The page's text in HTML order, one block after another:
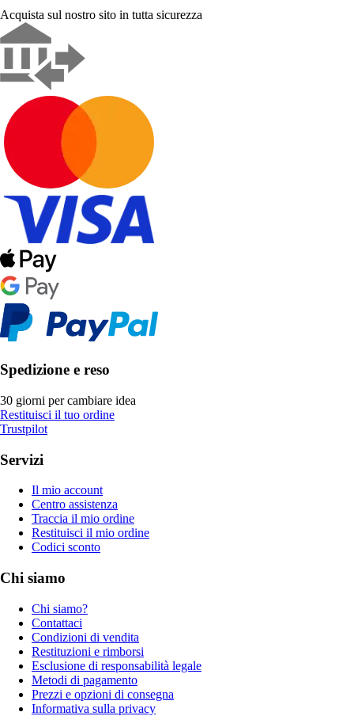
Acquista sul nostro sito in tutta sicurezza
Spedizione e reso
30 giorni per cambiare idea
Restituisci il tuo ordine
Trustpilot
Servizi
Il mio account
Centro assistenza
Traccia il mio ordine
Restituisci il mio ordine
Codici sconto
Chi siamo
Chi siamo?
Contattaci
Condizioni di vendita
Restituzioni e rimborsi
Esclusione di responsabilità legale
Metodi di pagamento
Prezzi e opzioni di consegna
Informativa sulla privacy